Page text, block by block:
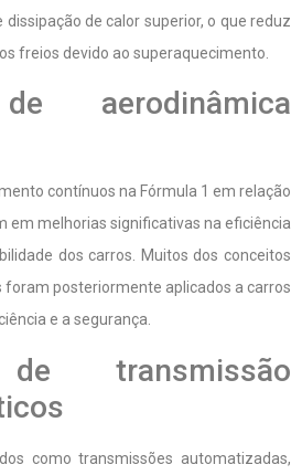
de calor superior, o que reduz
freios devido ao superaquecimento.
aerodinâmica
contínuos na Fórmula 1 em relação
em melhorias significativas na eficiência
dos carros. Muitos dos conceitos
foram posteriormente aplicados a carros
e a segurança.
transmissão
como transmissões automatizadas,